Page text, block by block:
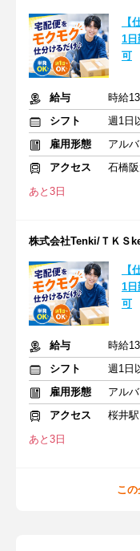
【
1日
可
給与
時給
シフト
週1日
雇用形態
アル
アクセス
石橋
あと3日
株式会社Tenki/ＴＫＳ
【
1日
可
給与
時給
シフト
週1日
雇用形態
アル
アクセス
桜井駅
あと3日
こ